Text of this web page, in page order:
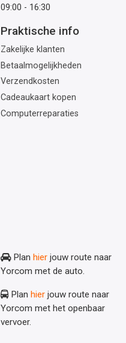
09:00 - 16:30
Praktische info
Zakelijke klanten
Betaalmogelijkheden
Verzendkosten
Cadeaukaart kopen
Computerreparaties
Plan hier jouw route naar
Yorcom met de auto.
Plan hier jouw route naar
Yorcom met het openbaar
vervoer.